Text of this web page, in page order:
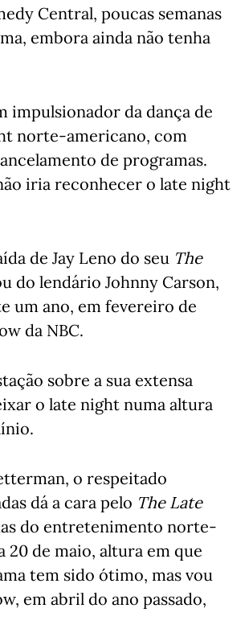
Central, poucas semanas
embora ainda não tenha
impulsionador da dança de
norte-americano, com
de programas.
iria reconhecer o late night
de Jay Leno do seu The
do lendário Johnny Carson,
um ano, em fevereiro de
da NBC.
sobre a sua extensa
o late night numa altura
o respeitado
dá a cara pelo The Late
do entretenimento norte-
20 de maio, altura em que
tem sido ótimo, mas vou
em abril do ano passado,